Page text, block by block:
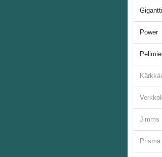
Gigantti
Power
Jimms
Prisma